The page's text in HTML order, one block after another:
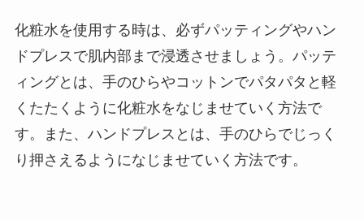
化粧水を使用する時は、必ずパッティングやハン
ドプレスで肌内部まで浸透させましょう。パッテ
ィングとは、手のひらやコットンでパタパタと軽
くたたくように化粧水をなじませていく方法で
す。また、ハンドプレスとは、手のひらでじっく
り押さえるようになじませていく方法です。